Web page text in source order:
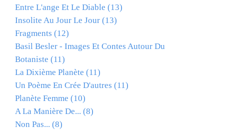
Entre L'ange Et Le Diable (13)
Insolite Au Jour Le Jour (13)
Fragments (12)
Basil Besler - Images Et Contes Autour Du
Botaniste (11)
La Dixième Planète (11)
Un Poème En Crée D'autres (11)
Planète Femme (10)
A La Manière De... (8)
Non Pas... (8)